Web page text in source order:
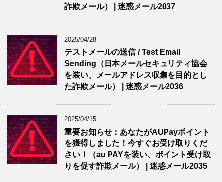
詐欺メール） | 迷惑メール2037
2025/04/28
テストメールの送信 / Test Email
Sending（日本メールセキュリティ協会
を装い、メールアドレス収集を目的とし
た詐欺メール） | 迷惑メール2036
2025/04/15
重要お知らせ：あなたがAUPayポイント
を獲得しました！今すぐお受け取りくだ
さい！（au PAYを装い、ポイント受け取
りを促す詐欺メール） | 迷惑メール2035